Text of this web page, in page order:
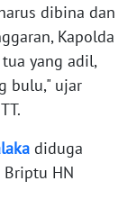
dibina dan
Kapolda
yang adil,
bulu," ujar
diduga
Briptu HN